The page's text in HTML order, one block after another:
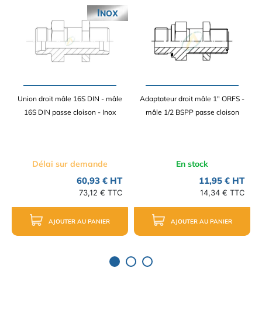
Union droit mâle 16S DIN - mâle
16S DIN passe cloison - Inox
Délai sur demande
60,93 € HT
73,12 € TTC
AJOUTER AU PANIER
INOX
Adaptateur droit mâle 1" ORFS -
mâle 1/2 BSPP passe cloison
En stock
11,95 € HT
14,34 € TTC
AJOUTER AU PANIER